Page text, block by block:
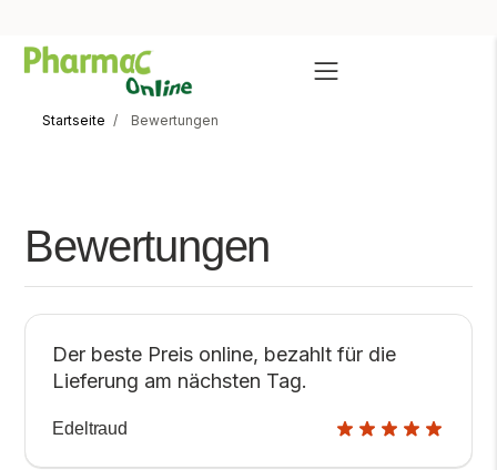
Startseite Bewertungen
Bewertungen
Der beste Preis online, bezahlt für die
Lieferung am nächsten Tag.
Edeltraud